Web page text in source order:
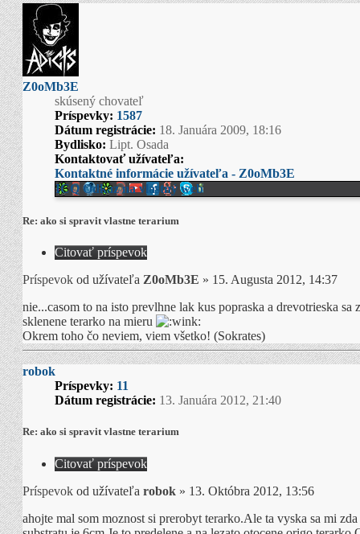
Z0oMb3E
skúsený chovateľ
Príspevky: 1587
Dátum registrácie: 18. Januára 2009, 18:16
Bydlisko: Lipt. Osada
Kontaktovať užívateľa:
Kontaktné informácie užívateľa - Z0oMb3E
ICQ Odkaz na vlastný web
Re: ako si spravit vlastne terarium
Citovať príspevok
Príspevok od užívateľa Z0oMb3E » 15. Augusta 2012, 14:37
nie...casom to na isto prevlhne lak kus popraska a drevotrieska
sklenene terarko na mieru
Okrem toho čo neviem, viem všetko! (Sokrates)
robok
Príspevky: 11
Dátum registrácie: 13. Januára 2012, 21:40
Re: ako si spravit vlastne terarium
Citovať príspevok
Príspevok od užívateľa robok » 13. Októbra 2012, 13:56
ahojte mal som moznost si prerobyt terarko.Ale ta vyska sa mi